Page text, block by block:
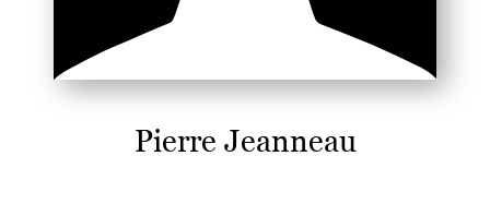
Pierre Jeanneau